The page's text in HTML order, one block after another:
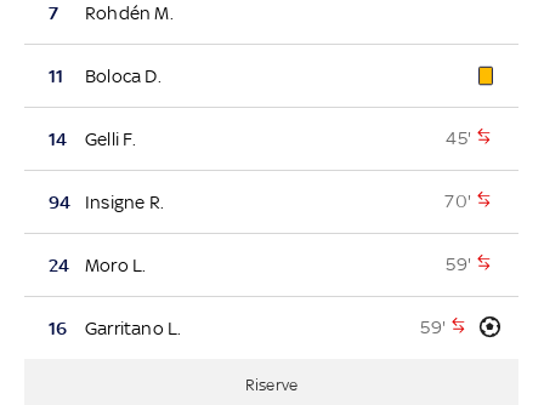
7 Rohdén M.
11 Boloca D.
14 Gelli F. 45'
94 Insigne R. 70'
24 Moro L. 59'
16 Garritano L. 59'
Riserve